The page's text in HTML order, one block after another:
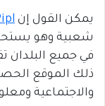
يمكن القول إن
شعبية وهو يستحق
في جميع البلدان
ذلك الموقع
والاجتماعية